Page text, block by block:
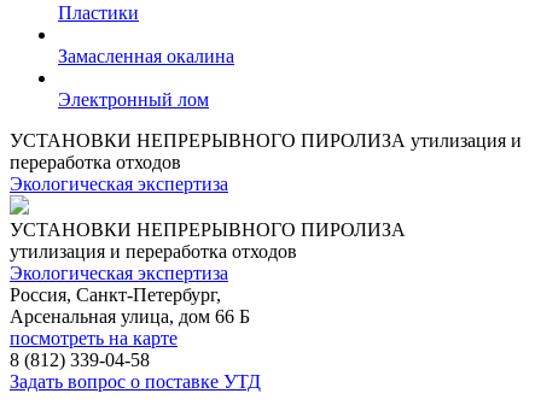
Пластики
Замасленная окалина
Электронный лом
УСТАНОВКИ НЕПРЕРЫВНОГО ПИРОЛИЗА утилизация и
переработка отходов
Экологическая экспертиза
УСТАНОВКИ НЕПРЕРЫВНОГО ПИРОЛИЗА
утилизация и переработка отходов
Экологическая экспертиза
Россия, Санкт-Петербург,
Арсенальная улица, дом 66 Б
посмотреть на карте
8 (812) 339-04-58
Задать вопрос о поставке УТД